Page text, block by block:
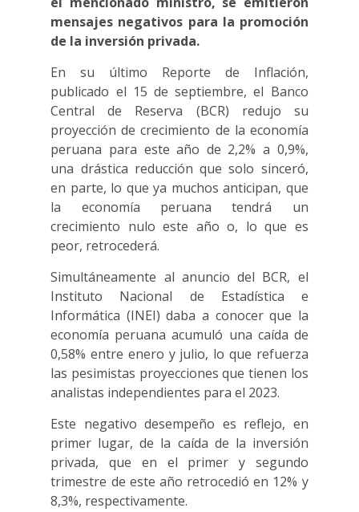
mensajes negativos para la promoción
de la inversión privada.
En su último Reporte de Inflación,
publicado el 15 de septiembre, el Banco
Central de Reserva (BCR) redujo su
proyección de crecimiento de la economía
peruana para este año de 2,2% a 0,9%,
una drástica reducción que solo sinceró,
en parte, lo que ya muchos anticipan, que
la economía peruana tendrá un
crecimiento nulo este año o, lo que es
peor, retrocederá.
Simultáneamente al anuncio del BCR, el
Instituto Nacional de Estadística e
Informática (INEI) daba a conocer que la
economía peruana acumuló una caída de
0,58% entre enero y julio, lo que refuerza
las pesimistas proyecciones que tienen los
analistas independientes para el 2023.
Este negativo desempeño es reflejo, en
primer lugar, de la caída de la inversión
privada, que en el primer y segundo
trimestre de este año retrocedió en 12% y
8,3%, respectivamente.